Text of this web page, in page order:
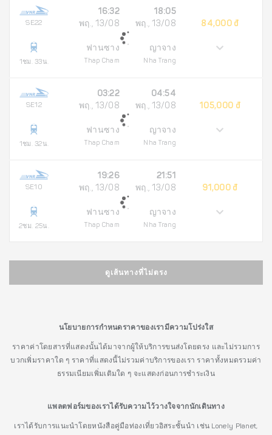
SE22
1ชม. 33น.
16:32
พฤ., 13/08
ฟานซาง
Thap Cham
18:05
พฤ., 13/08
ญาจาง
Nha Trang
84,000 đ
SE12
1ชม. 32น.
03:22
พฤ., 13/08
ฟานซาง
Thap Cham
04:54
พฤ., 13/08
ญาจาง
Nha Trang
105,000 đ
SE10
2ชม. 25น.
19:26
พฤ., 13/08
ฟานซาง
Thap Cham
21:51
พฤ., 13/08
ญาจาง
Nha Trang
91,000 đ
ดูเส้นทางที่ไม่ตรง
นโยบายการกำหนดราคาของเรามีความโปร่งใส
ราคาค่าโดยสารที่แสดงนั้นได้มาจากผู้ให้บริการขนส่งโดยตรง และไม่รวมการ
บวกเพิ่มราคาใด ๆ ราคาที่แสดงนี้ไม่รวมค่าบริการของเรา ราคาทั้งหมดรวมค่า
ธรรมเนียมเพิ่มเติมใด ๆ จะแสดงก่อนการชำระเงิน
แพลตฟอร์มของเราได้รับความไว้วางใจจากนักเดินทาง
เราได้รับการแนะนำโดยหนังสือคู่มือท่องเที่ยวอิสระชั้นนำ เช่น Lonely Planet,